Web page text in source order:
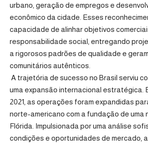
urbano, geração de empregos e
econômico da cidade. Esses
capacidade de alinhar objetivos
responsabilidade social, entregando
a rigorosos padrões de qualidade e
comunitários autênticos.
A trajetória de sucesso no Brasil serviu
uma expansão internacional estratégica.
2021, as operações foram expandidas
norte-americano com a fundação de uma
Flórida. Impulsionada por uma análise
condições e oportunidades de mercado,